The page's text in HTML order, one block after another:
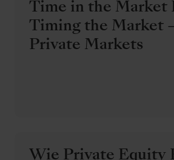
Time in the Market
Timing the Market
Private Markets
Wie Private Equity